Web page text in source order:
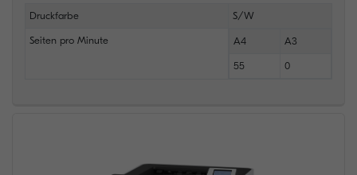
Druckfarbe S/W
Seiten pro Minute A4 A3
55 0